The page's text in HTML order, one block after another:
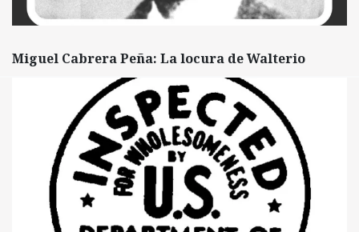
Miguel Cabrera Peña: La locura de Walterio